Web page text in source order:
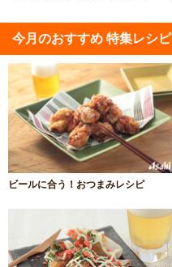
今月のおすすめ 特集レシピ
ビールに合う！おつまみレシピ